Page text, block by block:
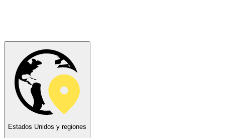
Estados Unidos y regiones